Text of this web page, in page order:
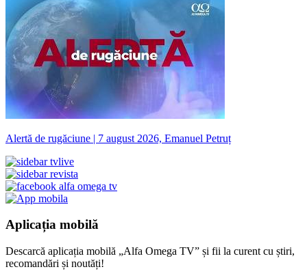
Alertă de rugăciune | 7 august 2026, Emanuel Petruț
Aplicația mobilă
Descarcă aplicația mobilă „Alfa Omega TV” și fii la curent cu știri,
recomandări și noutăți!